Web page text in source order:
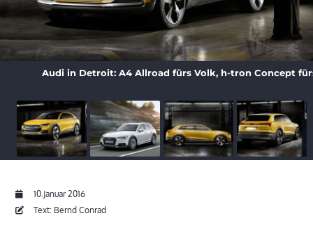
Audi in Detroit: A4 Allroad fürs Volk, h-tron Concept
10.Januar 2016
Text: Bernd Conrad